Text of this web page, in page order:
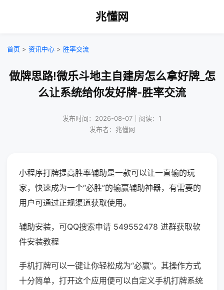
兆懂网
首页 > 资讯中心 > 胜率交流
做牌思路!微乐斗地主自建房怎么拿好牌_怎
么让系统给你发好牌-胜率交流
发布时间：2026-08-07｜阅读：1
发布者：兆懂网
小程序打牌提高胜率辅助是一款可以让一直输的玩
家，快速成为一个“必胜”的输赢辅助神器，有需要的
用户可通过正规渠道获取使用。
辅助安装，可QQ搜索申请 549552478 进群获取软
件安装教程
手机打牌可以一键让你轻松成为“必赢”。其操作方式
十分简单，打开这个应用便可以自定义手机打牌系统